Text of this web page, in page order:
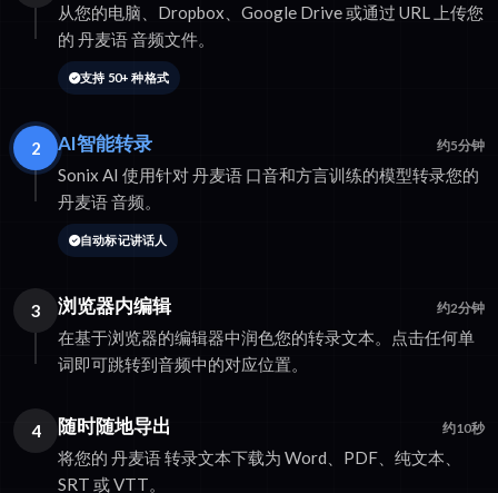
从您的电脑、Dropbox、Google Drive 或通过 URL 上传您
的 丹麦语 音频文件。
支持 50+ 种格式
2 AI智能转录 约5分钟
Sonix AI 使用针对 丹麦语 口音和方言训练的模型转录您的
丹麦语 音频。
自动标记讲话人
3 浏览器内编辑 约2分钟
在基于浏览器的编辑器中润色您的转录文本。点击任何单
词即可跳转到音频中的对应位置。
4 随时随地导出 约10秒
将您的 丹麦语 转录文本下载为 Word、PDF、纯文本、
SRT 或 VTT。